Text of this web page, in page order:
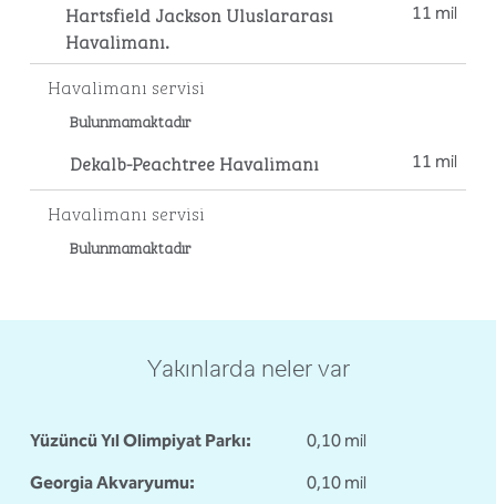
Hartsfield Jackson Uluslararası
Havalimanı.
11 mil
Havalimanı servisi
Bulunmamaktadır
Dekalb-Peachtree Havalimanı 11 mil
Havalimanı servisi
Bulunmamaktadır
Yakınlarda neler var
Yüzüncü Yıl Olimpiyat Parkı:
0,10 mil
Georgia Akvaryumu:
0,10 mil